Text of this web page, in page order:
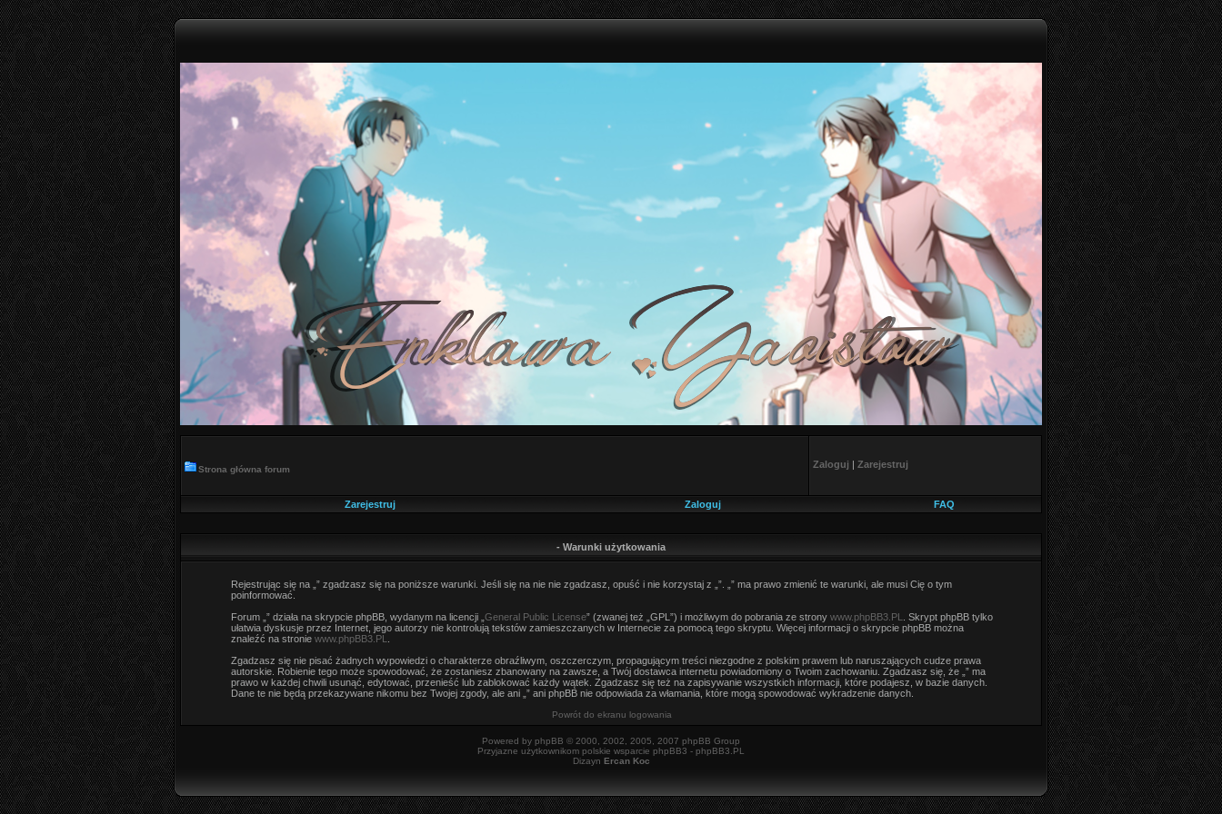
Strona główna forum Zaloguj | Zarejestruj
Zarejestruj Zaloguj FAQ
- Warunki użytkowania
Rejestrując się na „” zgadzasz się na poniższe warunki. Jeśli się na nie nie zgadzasz, opuść i nie korzystaj z „”. „” ma prawo zmienić te warunki, ale musi Cię o tym
poinformować.
Forum „” działa na skrypcie phpBB, wydanym na licencji „ General Public License” (zwanej też „GPL”) i możliwym do pobrania ze strony www.phpBB3.PL
. Skrypt phpBB tylko
ułatwia dyskusje przez Internet, jego autorzy nie kontrolują tekstów zamieszczanych w Internecie za pomocą tego skryptu. Więcej informacji o skrypcie phpBB można
znaleźć na stronie www.phpBB3.PL
Zgadzasz się nie pisać żadnych wypowiedzi o charakterze obraźliwym, oszczerczym, propagującym treści niezgodne z polskim prawem lub naruszających cudze prawa
autorskie. Robienie tego może spowodować, że zostaniesz zbanowany na zawsze, a Twój dostawca internetu powiadomiony o Twoim zachowaniu. Zgadzasz się, że „” ma
prawo w każdej chwili usunąć, edytować, przenieść lub zablokować każdy wątek. Zgadzasz się też na zapisywanie wszystkich informacji, które podajesz, w bazie danych.
Dane te nie będą przekazywane nikomu bez Twojej zgody, ale ani „” ani phpBB nie odpowiada za włamania, które mogą spowodować wykradzenie danych.
Powrót do ekranu logowania
Powered by phpBB © 2000, 2002, 2005, 2007 phpBB Group
Przyjazne użytkownikom polskie wsparcie phpBB3 - phpBB3.PL
Dizayn Ercan Koc